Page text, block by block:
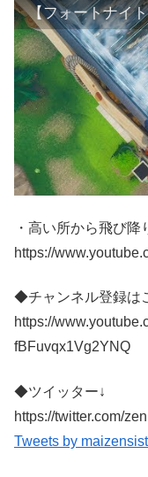
・高い所から飛び
https://
◆チャンネル登録は
https://
fBFuvqx1Vg2YNQ
◆ツイッター↓
https://twitter.com/
Tweets by